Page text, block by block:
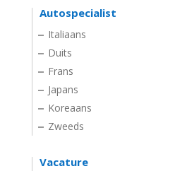
Autospecialist
Italiaans
Duits
Frans
Japans
Koreaans
Zweeds
Vacature